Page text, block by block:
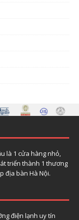
là 1 cửa hàng nhỏ,
triển thành 1 thương
địa bàn Hà Nội.
điện lạnh uy tín